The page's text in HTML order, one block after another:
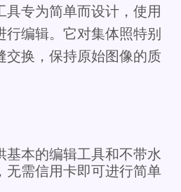
具专为简单而设计，使用
行编辑。它对集体照特别
交换，保持原始图像的质
基本的编辑工具和不带水
无需信用卡即可进行简单